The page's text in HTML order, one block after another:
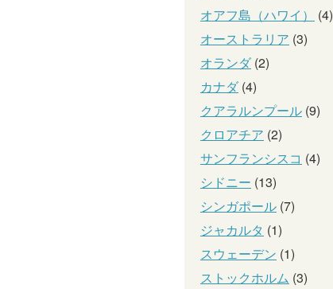
オアフ島（ハワイ）
(4)
オーストラリア (3)
オランダ(2)
カナダ(4)
クアラルンプール (9)
クロアチア (2)
サンフランシスコ (4)
シドニー (13)
シンガポール (7)
ジャカルタ (1)
スウェーデン (1)
ストックホルム (3)